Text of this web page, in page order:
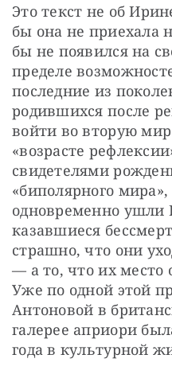
Это текст не об
бы она не приехала
бы не появился на
пределе
последние из
родившихся после
войти во вторую
«возрасте
свидетелями
«биполярного
одновременно
казавшиеся
страшно, что они
— а то, что их место
Уже по одной этой
Антоновой в
галерее априори
года в культурной